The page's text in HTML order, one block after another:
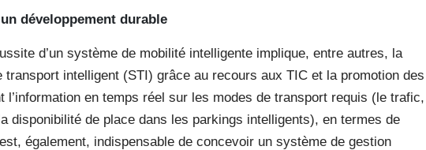
développement durable
d’un système de mobilité intelligente implique, entre autres, la
transport intelligent (STI) grâce au recours aux TIC et la promotion des
l’information en temps réel sur les modes de transport requis (le trafic,
disponibilité de place dans les parkings intelligents), en termes de
également, indispensable de concevoir un système de gestion